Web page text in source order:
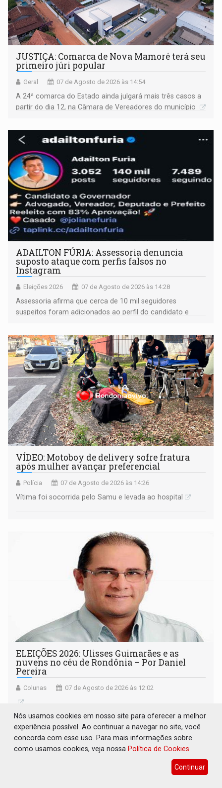
JUSTIÇA: Comarca de Nova Mamoré terá seu
primeiro júri popular
Geral 07 de Agosto de 2026 às 14:54
A 24ª comarca do Estado ainda julgará mais três casos a
partir do dia 12, na Câmara de Vereadores do município
ADAILTON FÚRIA: Assessoria denuncia
suposto ataque com perfis falsos no
Instagram
Eleições 2026 07 de Agosto de 2026 às 14:28
Assessoria afirma que cerca de 10 mil seguidores
suspeitos foram adicionados ao perfil do candidato e
remover as contas
VÍDEO: Motoboy de delivery sofre fratura
após mulher avançar preferencial
Polícia 07 de Agosto de 2026 às 14:26
Vítima foi socorrida pelo Samu e levada ao hospital
ELEIÇÕES 2026: Ulisses Guimarães e as
nuvens no céu de Rondônia – Por Daniel
Pereira
Colunas 07 de Agosto de 2026 às 12:02
Nós usamos cookies em nosso site para oferecer a melhor
experiência possível. Ao continuar a navegar no site, você
concorda com esse uso. Para mais informações sobre
como usamos cookies, veja nossa Política de Cookies
Continuar